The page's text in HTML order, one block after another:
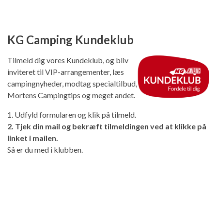
KG Camping Kundeklub
Tilmeld dig vores Kundeklub, og bliv
inviteret til VIP-arrangementer, læs
campingnyheder, modtag specialtilbud,
Mortens Campingtips og meget andet.
1. Udfyld formularen og klik på tilmeld.
2. Tjek din mail og bekræft tilmeldingen ved at klikke på
linket i mailen.
Så er du med i klubben.